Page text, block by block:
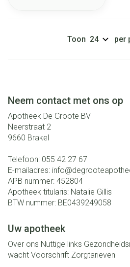
Toon per
Neem contact met ons op
Apotheek De Groote BV
Neerstraat 2
9660 Brakel
Telefoon: 055 42 27 67
E-mailadres: info@
APB nummer: 452804
Apotheek titularis: Natalie Gillis
BTW nummer: BE0439249058
Uw apotheek
Over ons Nuttige links
wacht Voorschrift Zorgtarieven